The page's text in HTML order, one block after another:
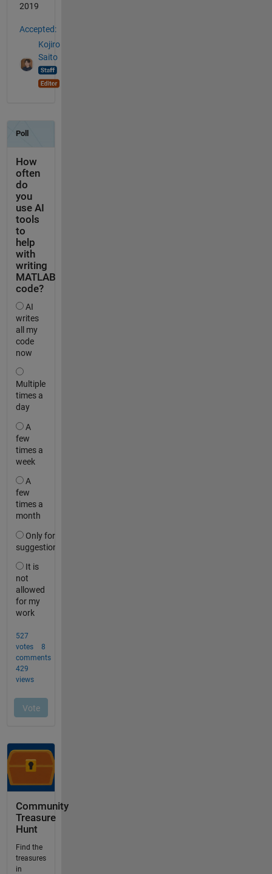
2019
Accepted:
Kojiro
Saito
Community
Treasure
Hunt
Find the
treasures
in